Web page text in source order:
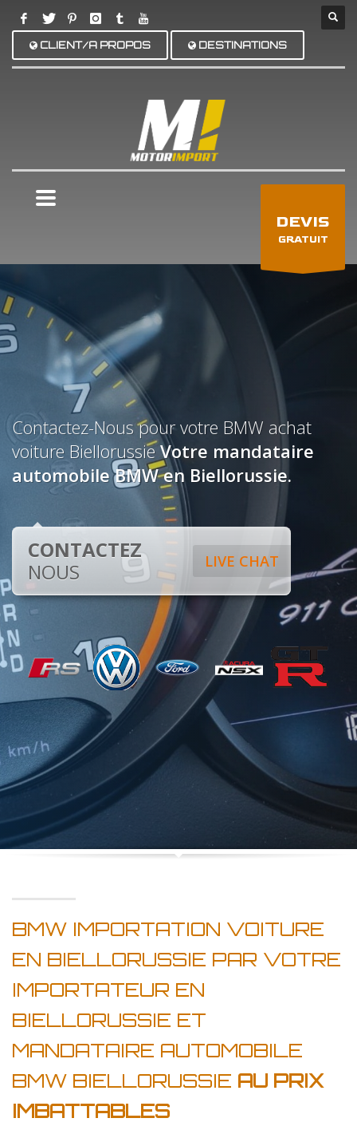
CLIENT/A PROPOS DESTINATIONS
DEVIS
GRATUIT
Contactez-Nous pour votre BMW achat
voiture BiellorussieVotre mandataire
automobile BMW en Biellorussie.
LIVE CHAT
CONTACTEZ
NOUS
BMW IMPORTATION VOITURE
EN BIELLORUSSIE PAR VOTRE
IMPORTATEUR EN
BIELLORUSSIE ET
MANDATAIRE AUTOMOBILE
BMW BIELLORUSSIE AU PRIX
IMBATTABLES